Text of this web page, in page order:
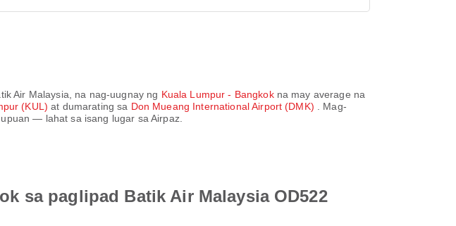
Air Malaysia , na nag-uugnay ng Kuala Lumpur - Bangkokna may average na
(KUL)at dumarating sa Don Mueang International Airport (DMK)
. Mag-
— lahat sa isang lugar sa Airpaz.
sa paglipad Batik Air Malaysia OD522